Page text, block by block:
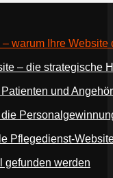
warum Ihre Website
– die strategische
und
Pflegedienst-
gefunden werden